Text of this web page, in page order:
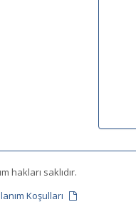
hakları saklıdır.
Koşulları